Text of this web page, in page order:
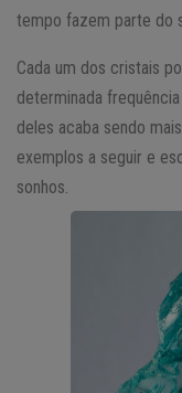
tempo fazem parte do
Cada um dos cristais
determinada
deles acaba sendo
exemplos a seguir e
sonhos.